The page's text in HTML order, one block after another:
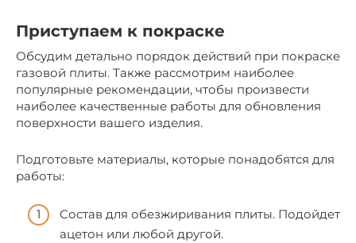
Приступаем к покраске
Обсудим детально порядок действий при покраске
газовой плиты. Также рассмотрим наиболее
популярные рекомендации, чтобы произвести
наиболее качественные работы для обновления
поверхности вашего изделия.
Подготовьте материалы, которые понадобятся для
работы:
Состав для обезжиривания плиты. Подойдет
ацетон или любой другой.